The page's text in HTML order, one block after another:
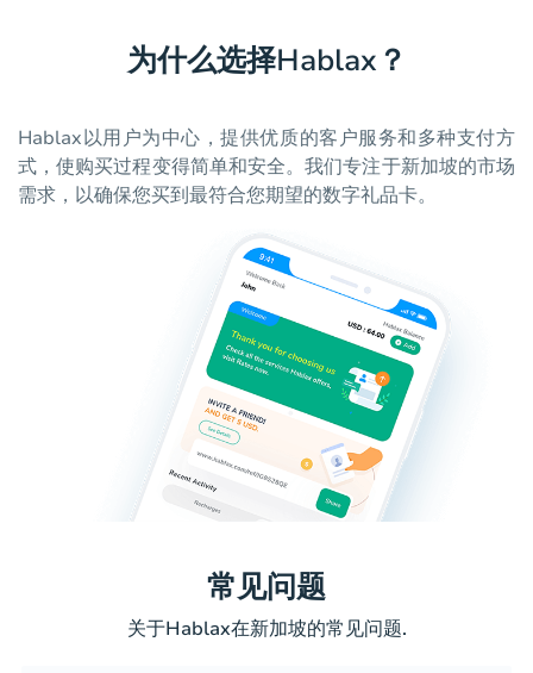
为什么选择Hablax？
Hablax以用户为中心，提供优质的客户服务和多种支付方
式，使购买过程变得简单和安全。我们专注于新加坡的市场
需求，以确保您买到最符合您期望的数字礼品卡。
常见问题
关于Hablax在新加坡的常见问题.